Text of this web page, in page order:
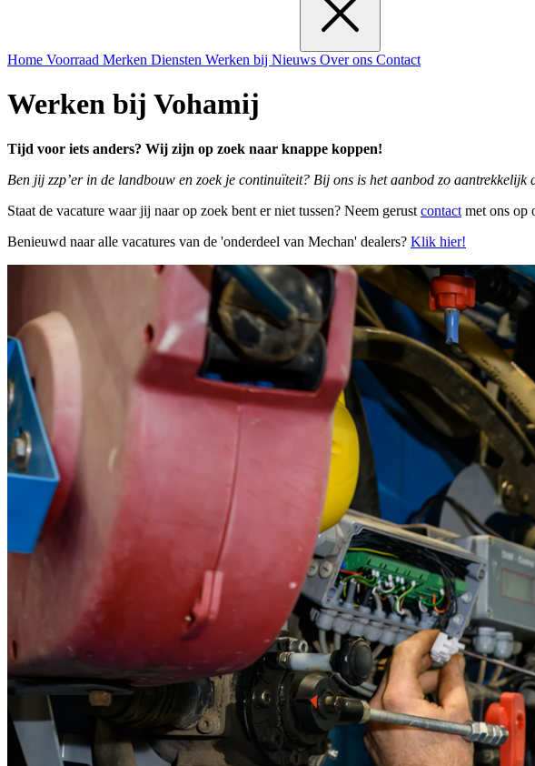
Home Voorraad Merken Diensten Werken bij Nieuws Over ons Contact
Werken bij Vohamij
Tijd voor iets anders? Wij zijn op zoek naar knappe koppen!
Ben jij zzp’er in de landbouw en zoek je continuïteit? Bij ons is het aanbod zo aantrekkelijk
Staat de vacature waar jij naar op zoek bent er niet tussen? Neem gerust contact met ons op
Benieuwd naar alle vacatures van de 'onderdeel van Mechan' dealers? Klik hier!